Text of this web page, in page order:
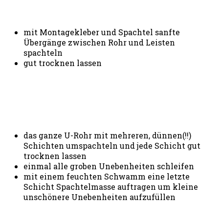
mit Montagekleber und Spachtel sanfte
Übergänge zwischen Rohr und Leisten
spachteln
gut trocknen lassen
das ganze U-Rohr mit mehreren, dünnen(!!)
Schichten umspachteln und jede Schicht gut
trocknen lassen
einmal alle groben Unebenheiten schleifen
mit einem feuchten Schwamm eine letzte
Schicht Spachtelmasse auftragen um kleine
unschönere Unebenheiten aufzufüllen